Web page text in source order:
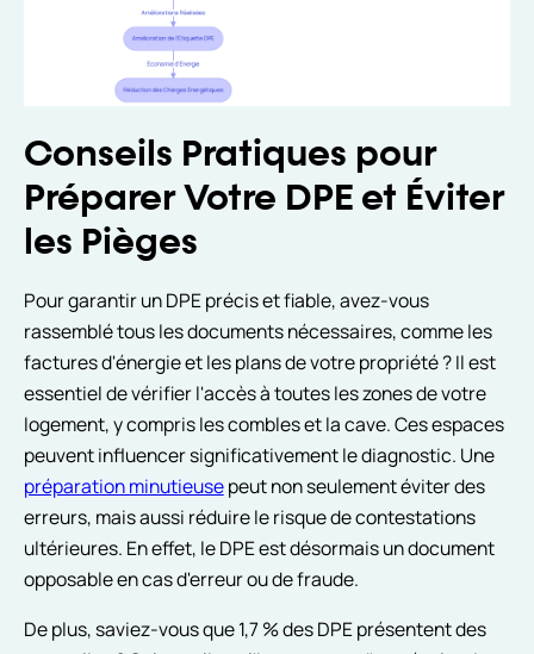
Conseils Pratiques pour
Préparer Votre DPE et Éviter
les Pièges
Pour garantir un DPE précis et fiable, avez-vous
rassemblé tous les documents nécessaires, comme les
factures d'énergie et les plans de votre propriété ? Il est
essentiel de vérifier l'accès à toutes les zones de votre
logement, y compris les combles et la cave. Ces espaces
peuvent influencer significativement le diagnostic. Une
préparation minutieusepeut non seulement éviter des
erreurs, mais aussi réduire le risque de contestations
ultérieures. En effet, le DPE est désormais un document
opposable en cas d'erreur ou de fraude.
De plus, saviez-vous que 1,7 % des DPE présentent des